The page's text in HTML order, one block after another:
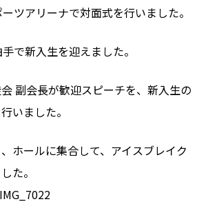
ーツアリーナで対面式を行いました。
で新入生を迎えました。
副会長が歓迎スピーチを、新入生の
いました。
ホールに集合して、アイスブレイク
た。